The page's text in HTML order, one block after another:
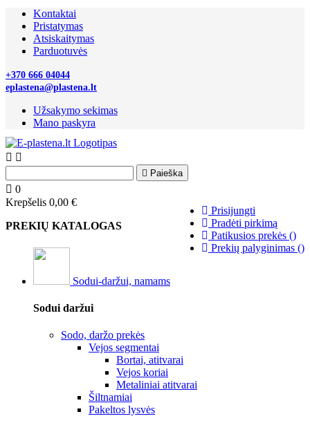
Kontaktai
Pristatymas
Atsiskaitymas
Parduotuvės
+370 666 04044
eplastena@plastena.lt
Užsakymo sekimas
Mano paskyra
 
 Paieška
Prisijungti
Pradėti pirkimą
Patikusios prekės ()
Prekių palyginimas ()
0
Krepšelis 0,00 €
PREKIŲ KATALOGAS
Sodui-daržui, namams
Sodui daržui
Sodo, daržo prekės
Vejos segmentai
Bortai, atitvarai
Vejos koriai
Metaliniai atitvarai
Šiltnamiai
Pakeltos lysvės